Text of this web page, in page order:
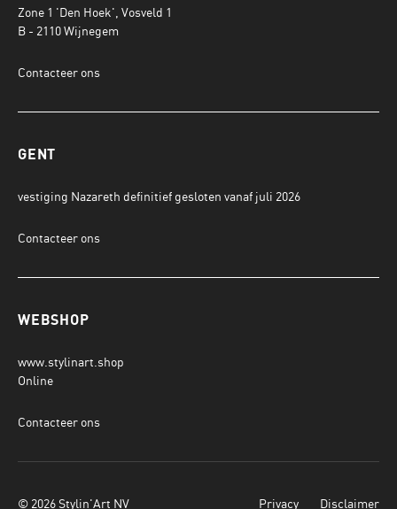
Zone 1 'Den Hoek', Vosveld 1
B - 2110 Wijnegem
Contacteer ons
GENT
vestiging Nazareth definitief gesloten vanaf juli 2026
Contacteer ons
WEBSHOP
www.stylinart.shop
Online
Contacteer ons
© 2026 Stylin'Art NV Privacy Disclaimer